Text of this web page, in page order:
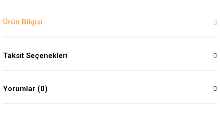
Ürün Bilgisi
Taksit Seçenekleri
Yorumlar (0)